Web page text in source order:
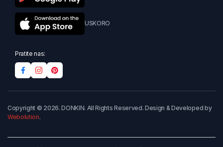
USKORO
Pratite nas:
Copyright © 2026. DONKIN. All Rights Reserved. Design & Developed by
Webolution.